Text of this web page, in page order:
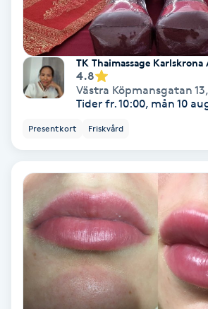
Melasma
Mesoterapi
Microshading
Mixfransar
Nagelförlängning
Nagelförlängning akryl
TK Thaimassage Karlskrona
4.8
Västra Köpmansgatan 13,
Tider fr. 10:00, mån 10
Presentkort Friskvård